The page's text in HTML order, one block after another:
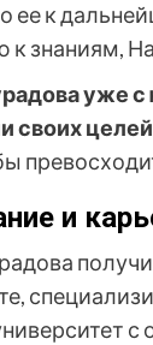
ее к
знаниям,
уже с
своих
и